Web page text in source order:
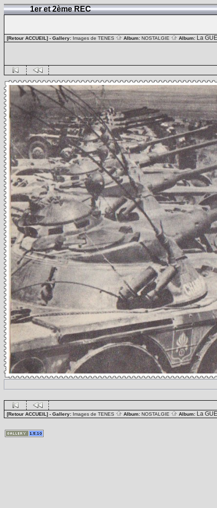
1er et 2ème REC
[Retour ACCUEIL] - Gallery: Images de TENES Album: NOSTALGIE Album: La
[Retour ACCUEIL] - Gallery: Images de TENES Album: NOSTALGIE Album: La